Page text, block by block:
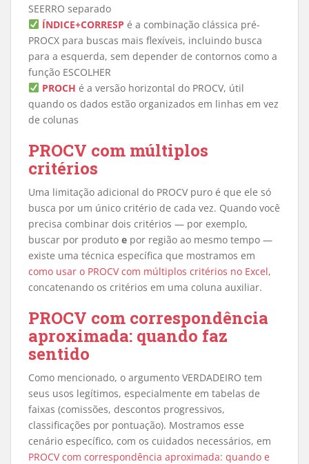
SEERRO separado
ÍNDICE+CORRESP é a combinação clássica pré-
PROCX para buscas mais flexíveis, incluindo busca
para a esquerda, sem depender de contornos como a
função ESCOLHER
PROCH é a versão horizontal do PROCV, útil
quando os dados estão organizados em linhas em vez
de colunas
PROCV com múltiplos
critérios
Uma limitação adicional do PROCV puro é que ele só
busca por um único critério de cada vez. Quando você
precisa combinar dois critérios — por exemplo,
buscar por produto e por região ao mesmo tempo —
existe uma técnica específica que mostramos em
como usar o PROCV com múltiplos critérios no Excel,
concatenando os critérios em uma coluna auxiliar.
PROCV com correspondência
aproximada: quando faz
sentido
Como mencionado, o argumento VERDADEIRO tem
seus usos legítimos, especialmente em tabelas de
faixas (comissões, descontos progressivos,
classificações por pontuação). Mostramos esse
cenário específico, com os cuidados necessários, em
PROCV com correspondência aproximada: quando e